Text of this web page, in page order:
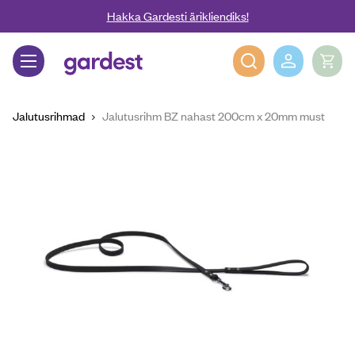
Liigu edasi põhisisu juurdeHakka Gardesti ärikliendiks!
Gardest
Jalutusrihmad Jalutusrihm BZ nahast 200cm x 20mm must